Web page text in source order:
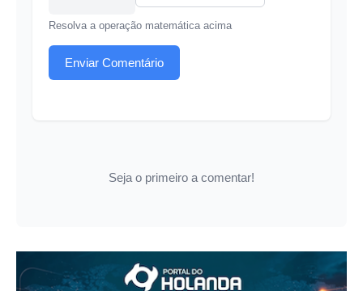
Resolva a operação matemática acima
Enviar Comentário
Seja o primeiro a comentar!